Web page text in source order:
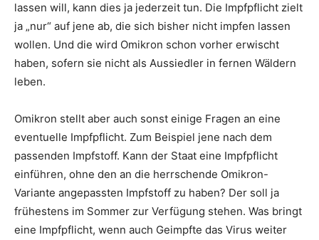
lassen will, kann dies ja jederzeit tun. Die Impfpflicht zielt
ja „nur“ auf jene ab, die sich bisher nicht impfen lassen
wollen. Und die wird Omikron schon vorher erwischt
haben, sofern sie nicht als Aussiedler in fernen Wäldern
leben.
Omikron stellt aber auch sonst einige Fragen an eine
eventuelle Impfpflicht. Zum Beispiel jene nach dem
passenden Impfstoff. Kann der Staat eine Impfpflicht
einführen, ohne den an die herrschende Omikron-
Variante angepassten Impfstoff zu haben? Der soll ja
frühestens im Sommer zur Verfügung stehen. Was bringt
eine Impfpflicht, wenn auch Geimpfte das Virus weiter